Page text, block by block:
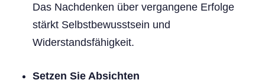
Das Nachdenken über vergangene Erfolge
stärkt Selbstbewusstsein und
Widerstandsfähigkeit.
Setzen Sie Absichten